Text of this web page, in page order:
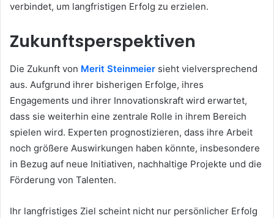
verbindet, um langfristigen Erfolg zu erzielen.
Zukunftsperspektiven
Die Zukunft von Merit Steinmeier sieht vielversprechend
aus. Aufgrund ihrer bisherigen Erfolge, ihres
Engagements und ihrer Innovationskraft wird erwartet,
dass sie weiterhin eine zentrale Rolle in ihrem Bereich
spielen wird. Experten prognostizieren, dass ihre Arbeit
noch größere Auswirkungen haben könnte, insbesondere
in Bezug auf neue Initiativen, nachhaltige Projekte und die
Förderung von Talenten.
Ihr langfristiges Ziel scheint nicht nur persönlicher Erfolg